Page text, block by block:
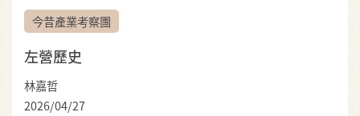
今昔產業考察團
左營歷史
林嘉哲
2026/04/27